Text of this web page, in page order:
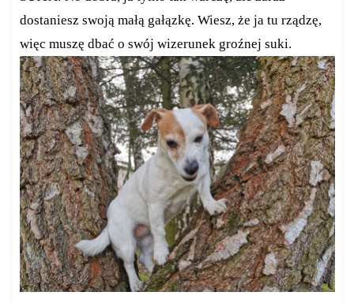
dostaniesz swoją małą gałązkę. Wiesz, że ja tu rządzę,
więc muszę dbać o swój wizerunek groźnej suki.